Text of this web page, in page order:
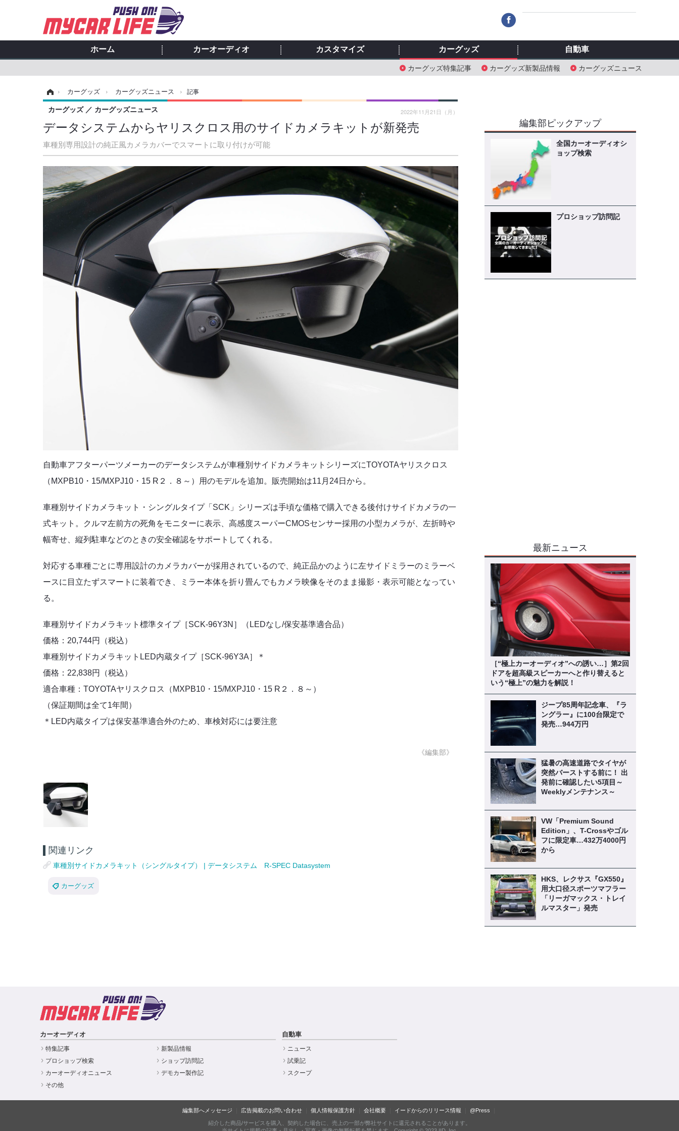
ホーム カーオーディオ カスタマイズ カーグッズ
カーグッズ特集記事 カーグッズ新製品情報 カーグッズニュース
自動車
› カーグッズ › カーグッズニュース › 記事
データシステムからヤリスクロス用のサイドカメラキットが新発売
車種別専用設計の純正風カメラカバーでスマートに取り付けが可能
カーグッズ カーグッズニュース 2022年11月21日（月）
自動車アフターパーツメーカーのデータシステムが車種別サイドカメラキット シリーズにTOYOTAヤリスクロス
（MXPB10・15/MXPJ10・15 R２．８～）用のモデルを追加。販売開始は11月24日から。
車種別サイドカメラキット・シングルタイプ「SCK」シリーズは手頃な価格で購入できる後付けサイドカメラの一
式キット。クルマ左前方の死角をモニターに表示、高感度スーパーCMOSセンサー採用の小型カメラが、左折時や
幅寄せ、縦列駐車などのときの安全確認をサポートしてくれる。
対応する車種ごとに専用設計のカメラカバーが採用されているので、純正品かのように左サイドミラーのミラーベ
ースに目立たずスマートに装着でき、ミラー本体を折り畳んでもカメラ映像をそのまま撮影・表示可能となってい
る。
車種別サイドカメラキット標準タイプ［SCK-96Y3N］（LEDなし/保安基準適合品）
価格：20,744円（税込）
車種別サイドカメラキットLED内蔵タイプ［SCK-96Y3A］＊
価格：22,838円（税込）
適合車種：TOYOTAヤリスクロス（MXPB10・15/MXPJ10・15 R２．８～）
（保証期間は全て1年間）
＊LED内蔵タイプは保安基準適合外のため、車検対応には要注意
《編集部》
関連リンク
車種別サイドカメラキット（シングルタイプ） | データシステム R-SPEC Datasystem
カーグッズ
編集部ピックアップ
全国カーオーディオシ
ョップ検索
プロショップ訪問記
最新ニュース
［“極上カーオーディオ”への誘い…］第2回
ドアを超高級スピーカーへと作り替えると
いう“極上”の魅力を解説！
ジープ85周年記念車、『ラ
ングラー』に100台限定で
発売…944万円
猛暑の高速道路でタイヤが
突然バーストする前に！ 出
発前に確認したい5項目～
Weeklyメンテナンス～
VW「Premium Sound
Edition」、T-Crossやゴル
フに限定車…432万4000円
から
HKS、レクサス『GX550』
用大口径スポーツマフラー
「リーガマックス・トレイ
ルマスター」発売
カーオーディオ
特集記事
新製品情報
プロショップ検索
ショップ訪問記
カーオーディオニュース
デモカー製作記
その他
自動車
ニュース
試乗記
スクープ
編集部へメッセージ 広告掲載のお問い合わせ 個人情報保護方針 会社概要 イードからのリリース情報 @Press
紹介した商品/サービスを購入、契約した場合に、売上の一部が弊社サイトに還元されることがあります。